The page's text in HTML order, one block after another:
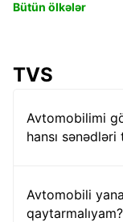
Bütün ölkələr
TVS
Avtomobilimi
hansı
Avtomobili
qaytarmalıyam?